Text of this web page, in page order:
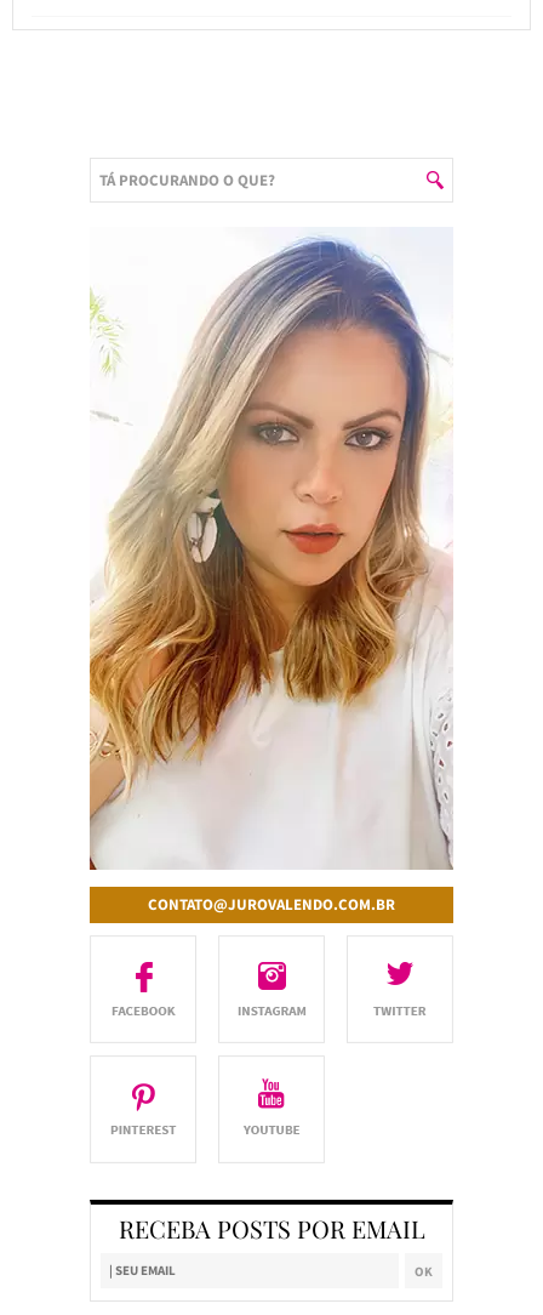
CONTATO@JUROVALENDO.COM.BR
RECEBA POSTS POR EMAIL